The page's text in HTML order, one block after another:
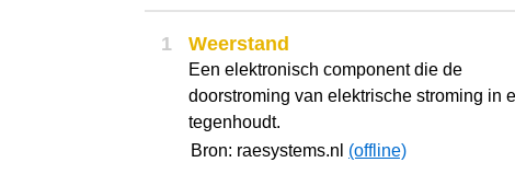
1 Weerstand
Een elektronisch component die de
doorstroming van elektrische stroming in
tegenhoudt.
Bron: raesystems.nl (offline)